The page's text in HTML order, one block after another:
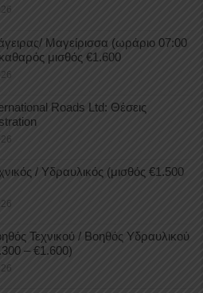
Μαγείρισσα (ωράριο 07:00
μισθός €1.600
Roads Ltd: Θέσεις
/ Υδραυλικός (μισθός €1.500
Τεχνικού / Βοηθός Υδραυλικού
– €1.600)